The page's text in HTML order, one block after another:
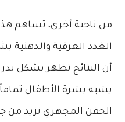
من ناحية أخرى، تساهم
الغدد العرقية
أن النتائج تظهر بشكل
يشبه بشرة الأطفال
الحقن المجهري تزيد من